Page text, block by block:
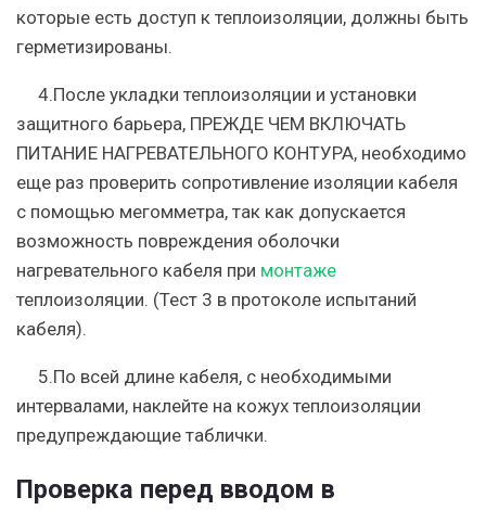
которые есть доступ к теплоизоляции, должны быть
герметизированы.
4.После укладки теплоизоляции и установки
защитного барьера, ПРЕЖДЕ ЧЕМ ВКЛЮЧАТЬ
ПИТАНИЕ НАГРЕВАТЕЛЬНОГО КОНТУРА, необходимо
еще раз проверить сопротивление изоляции кабеля
с помощью мегомметра, так как допускается
возможность повреждения оболочки
нагревательного кабеля при монтаже
теплоизоляции. (Тест 3 в протоколе испытаний
кабеля).
5.По всей длине кабеля, с необходимыми
интервалами, наклейте на кожух теплоизоляции
предупреждающие таблички.
Проверка перед вводом в